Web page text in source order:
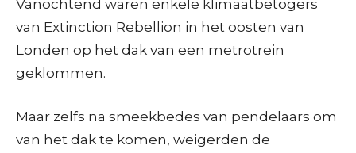
Vanochtend waren enkele klimaatbetogers
van Extinction Rebellion in het oosten van
Londen op het dak van een metrotrein
geklommen.
Maar zelfs na smeekbedes van pendelaars om
van het dak te komen, weigerden de